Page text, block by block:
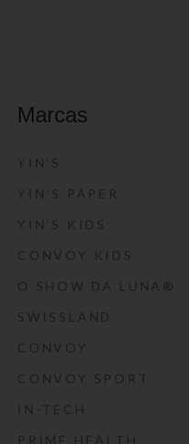
Marcas
YIN’S
YIN’S PAPER
YIN’S KIDS
CONVOY KIDS
O SHOW DA LUNA®
SWISSLAND
CONVOY
CONVOY SPORT
IN-TECH
PRIME HEALTH